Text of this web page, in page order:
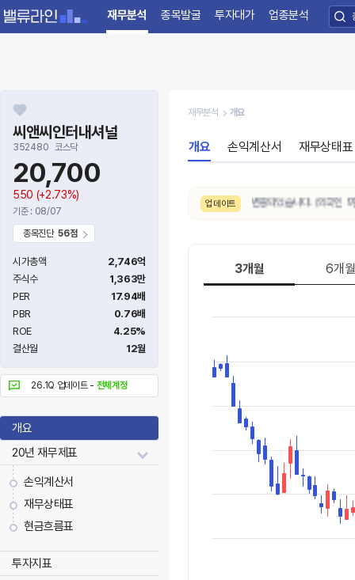
재무분석 종목발굴 투자대가 업종분석
씨앤씨인터내셔널
352480 코스닥
20,700
550 (+2.73%)
기준 : 08/07
종목진단56점
시가총액
2,746억
주식수
1,363만
PER
17.94배
PBR
0.76배
ROE
4.25%
결산월
12월
26.1Q 업데이트 - 전체계정
개요
20년 재무제표
손익계산서
재무상태표
현금흐름표
투자지표
재무분석 개요
개요 손익계산서 재무상태표
업데이트
8/7. 수급 신호가 보통 → 매우강함으로 변동되었습니다. (외국인 9일 연
3개월 6개월